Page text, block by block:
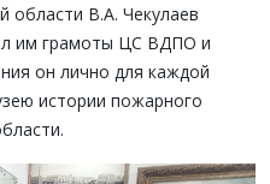
области В.А. Чекулаев
им грамоты ЦС ВДПО и
он лично для каждой
истории пожарного